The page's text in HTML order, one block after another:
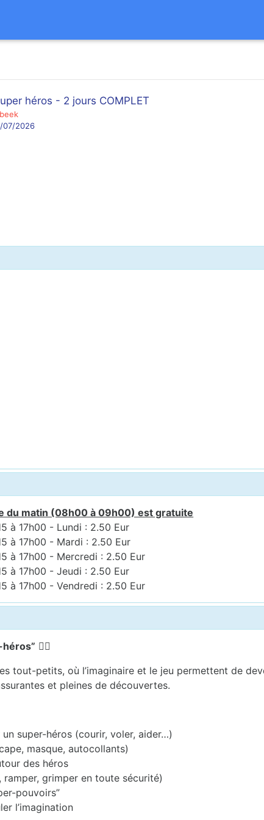
héros - 2 jours COMPLET
07/2026
du matin (08h00 à 09h00) est gratuite
à 17h00 - Lundi : 2.50 Eur
à 17h00 - Mardi : 2.50 Eur
à 17h00 - Mercredi : 2.50 Eur
à 17h00 - Jeudi : 2.50 Eur
à 17h00 - Vendredi : 2.50 Eur
🦸‍♂️
tout-petits, où l’imaginaire et le jeu permettent de
et pleines de découvertes.
super-héros (courir, voler, aider…)
masque, autocollants)
des héros
grimper en toute sécurité)
pouvoirs”
l’imagination